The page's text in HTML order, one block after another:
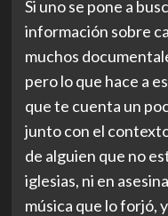
Si uno se pone a
información sobre
muchos
pero lo que hace a
que te cuenta un
junto con el
de alguien que no
iglesias, ni en
música que lo forjó,